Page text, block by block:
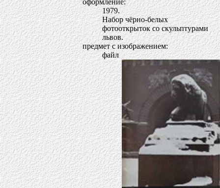
оформление:
1979.
Набор чёрно-белых
фотооткрыток со скульптурами
львов.
предмет с изображением:
файл